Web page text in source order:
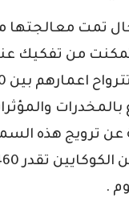
تمت
من تفكيك
ترويج هذه
.